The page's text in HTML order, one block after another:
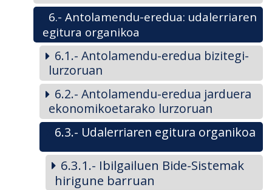
6.- Antolamendu-eredua: udalerriaren
egitura organikoa
6.1.- Antolamendu-eredua bizitegi-
lurzoruan
6.2.- Antolamendu-eredua jarduera
ekonomikoetarako lurzoruan
6.3.- Udalerriaren egitura organikoa
6.3.1.- Ibilgailuen Bide-Sistemak
hirigune barruan